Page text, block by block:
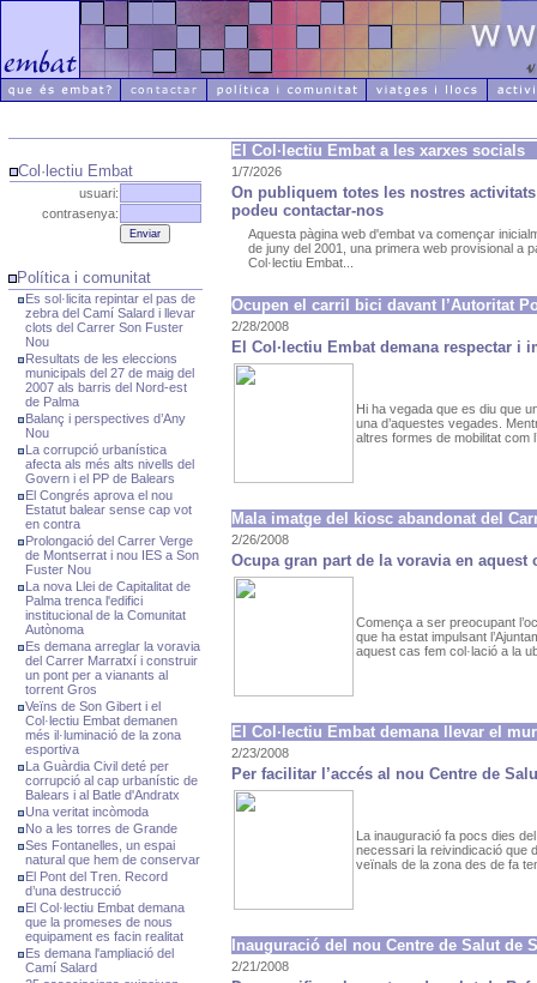
Col·lectiu Embat
usuari:
contrasenya:
Política i comunitat
Es sol·licita repintar el pas de
zebra del Camí Salard i llevar
clots del Carrer Son Fuster
Nou
Resultats de les eleccions
municipals del 27 de maig del
2007 als barris del Nord-est
de Palma
Balanç i perspectives d’Any
Nou
La corrupció urbanística
afecta als més alts nivells del
Govern i el PP de Balears
El Congrés aprova el nou
Estatut balear sense cap vot
en contra
Prolongació del Carrer Verge
de Montserrat i nou IES a Son
Fuster Nou
La nova Llei de Capitalitat de
Palma trenca l'edifici
institucional de la Comunitat
Autònoma
Es demana arreglar la voravia
del Carrer Marratxí i construir
un pont per a vianants al
torrent Gros
Veïns de Son Gibert i el
Col·lectiu Embat demanen
més il·luminació de la zona
esportiva
La Guàrdia Civil deté per
corrupció al cap urbanístic de
Balears i al Batle d'Andratx
Una veritat incòmoda
No a les torres de Grande
Ses Fontanelles, un espai
natural que hem de conservar
El Pont del Tren. Record
d’una destrucció
El Col·lectiu Embat demana
que la promeses de nous
equipament es facin realitat
Es demana l'ampliació del
Camí Salard
El Col·lectiu Embat a les xarxes socials
1/7/2026
On publiquem totes les nostres
podeu contactar-nos
Aquesta pàgina web d'embat va començar
de juny del 2001, una primera web provisional a
Col·lectiu Embat...
Ocupen el carril bici davant l’Autoritat
2/28/2008
El Col·lectiu Embat demana respectar i
Hi ha vegada que es diu que
una d’aquestes vegades.
altres formes de mobilitat com
Mala imatge del kiosc abandonat del
2/26/2008
Ocupa gran part de la voravia en aquest
Comença a ser preocupant
que ha estat impulsant
aquest cas fem col·lació a la
El Col·lectiu Embat demana llevar el
2/23/2008
Per facilitar l’accés al nou Centre de
La inauguració fa pocs dies
necessari la reivindicació que
veïnals de la zona des de fa
Inauguració del nou Centre de Salut de
2/21/2008